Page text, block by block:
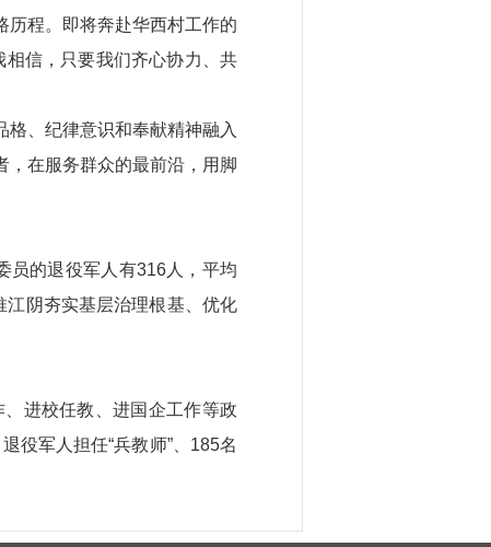
历程。即将奔赴华西村工作的
信，只要我们齐心协力、共
、纪律意识和奉献精神融入
，在服务群众的最前沿，用脚
员的退役军人有316人，平均
阴夯实基层治理根基、优化
进校任教、进国企工作等政
役军人担任“兵教师”、185名